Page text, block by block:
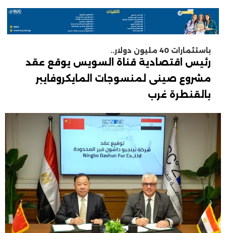
باستثمارات 40 مليون دولار..
رئيس اقتصادية قناة السويس يوقع عقد
مشروع صينى لمنسوجات المايكروفايبر
بالقنطرة غرب